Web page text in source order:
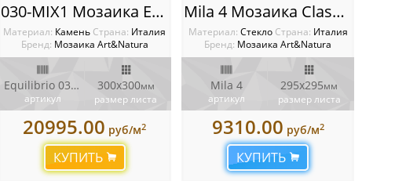
030-MIX1 Мозаика Equilibrio
Материал: Камень Cтрана: Италия
Бренд: Мозаика Art&Natura
Equilibrio 030-MIX1
артикул
300x300мм
размер листа
20995.00 руб/м2
КУПИТЬ
Mila 4 Мозаика Classic glass
Материал: Стекло Cтрана: Италия
Бренд: Мозаика Art&Natura
Mila 4
артикул
295x295мм
размер листа
9310.00 руб/м2
КУПИТЬ